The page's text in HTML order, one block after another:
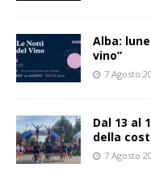
Alba:
vino”
7 Agosto
Dal 13 al
della
7 Agosto